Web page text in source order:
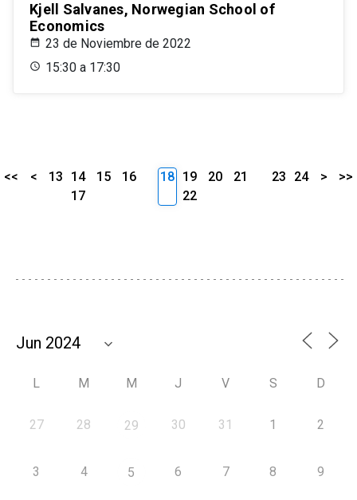
Kjell Salvanes, Norwegian School of
Economics
23 de Noviembre de 2022
15:30 a 17:30
<< < 13 14 15
16
17
18 19 20
21
22
23 24 > >>
L M M J V S D
27 28 29 30 31 1 2
3 4 5 6 7 8 9